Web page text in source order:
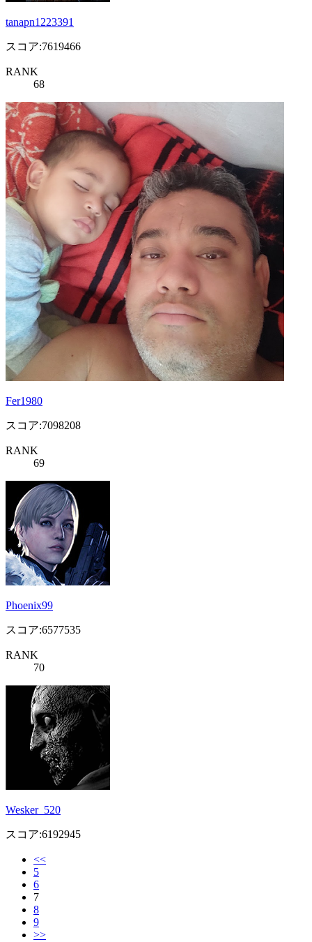
tanapn1223391
スコア:7619466
RANK
68
Fer1980
スコア:7098208
RANK
69
Phoenix99
スコア:6577535
RANK
70
Wesker_520
スコア:6192945
<<
5
6
7
8
9
>>